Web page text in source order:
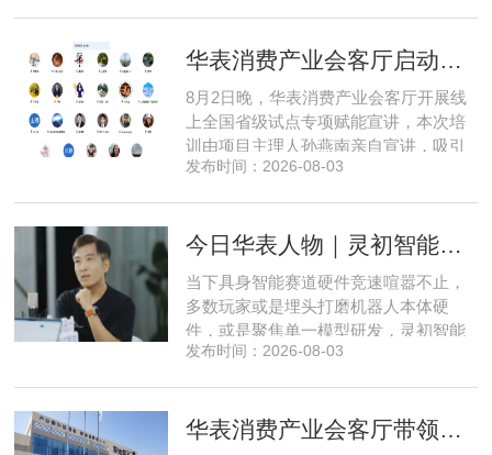
长久，这也是享刻智能自创立之初便坚
创始人、CEO 陈震纵观当前具
8月2日晚，华表消费产业会客厅开展线
上全国省级试点专项赋能宣讲，本次培
训由项目主理人孙燕南亲自宣讲，吸引
了来自贵州、河北、北京、天津、常
间盘活、私域变现、稳现金流搭建、试
现状，深度剖析行业双重发展困境
发布时间：2026-08-03
今日华表人物｜灵初智能CEO王启斌：押注千万级数据解锁具身智能质变
当下具身智能赛道硬件竞速喧嚣不止，
多数玩家或是埋头打磨机器人本体硬
件，或是聚焦单一模型研发，灵初智能
自创立之初便守住初心，以自研操作大
能创始人王启斌，拆解其从创立第一天
发布时间：2026-08-03